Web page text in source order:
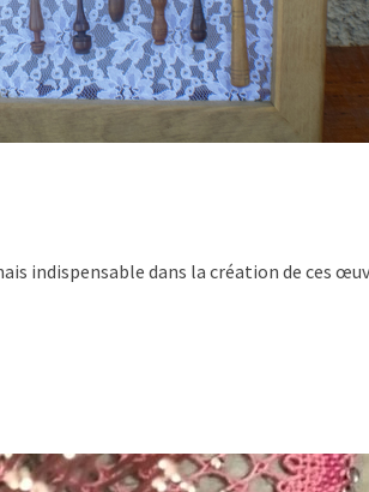
indispensable dans la création de ces